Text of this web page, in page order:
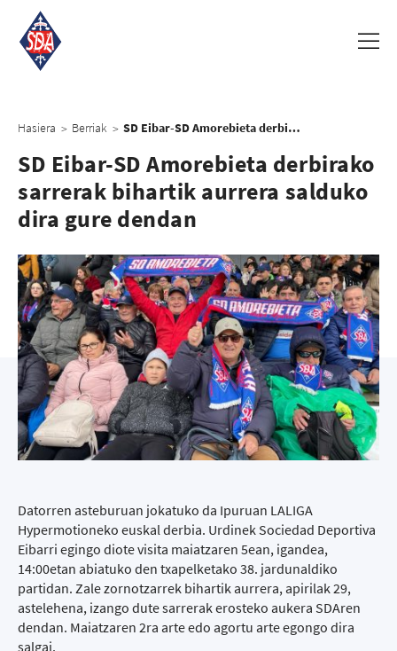
Hasiera > Berriak > SD Eibar-SD Amorebieta derbirako sarrerak bihartik aurrera salduko dira gure dendan
SD Eibar-SD Amorebieta derbirako
sarrerak bihartik aurrera salduko
dira gure dendan
Datorren asteburuan jokatuko da Ipuruan LALIGA
Hypermotioneko euskal derbia. Urdinek Sociedad Deportiva
Eibarri egingo diote visita maiatzaren 5ean, igandea,
14:00etan abiatuko den txapelketako 38. jardunaldiko
partidan. Zale zornotzarrek bihartik aurrera, apirilak 29,
astelehena, izango dute sarrerak erosteko aukera SDAren
dendan. Maiatzaren 2ra arte edo agortu arte egongo dira
salgai.